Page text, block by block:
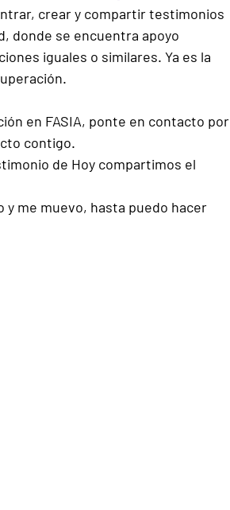
crear y compartir testimonios
donde se encuentra apoyo
iguales o similares. Ya es la
en FASIA, ponte en contacto por
contigo.
de Hoy compartimos el
y me muevo, hasta puedo hacer